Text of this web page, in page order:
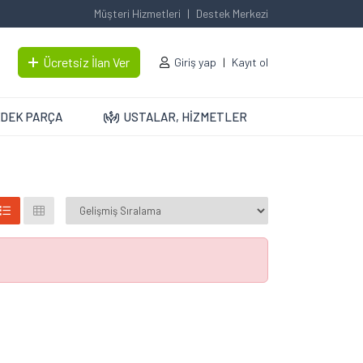
Müşteri Hizmetleri Destek Merkezi
Ücretsiz İlan Ver Giriş yap Kayıt ol
PARÇA USTALAR, HİZMETLER